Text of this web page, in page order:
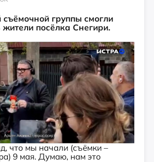
съёмочной группы смогли
посёлка Снегири.
что мы начали (съёмки –
9 мая. Думаю, нам это